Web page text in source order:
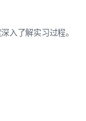
地方。
入了解实习过程。